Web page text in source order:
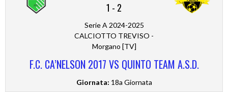
1 - 2
Serie A 2024-2025
CALCIOTTO TREVISO -
Morgano [TV]
F.C. CA’NELSON 2017 VS QUINTO TEAM A.S.D.
Giornata: 18a Giornata